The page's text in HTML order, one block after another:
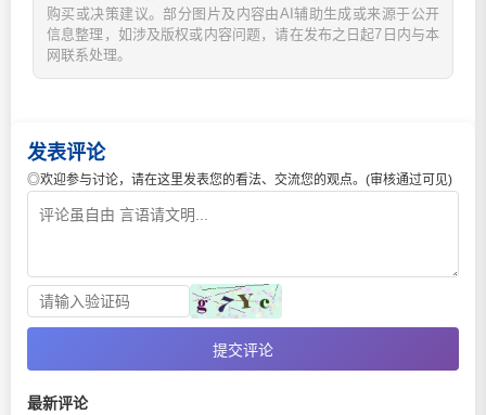
购买或决策建议。部分图片及内容由AI辅助生成或来源于公开
信息整理，如涉及版权或内容问题，请在发布之日起7日内与本
网联系处理。
发表评论
◎欢迎参与讨论，请在这里发表您的看法、交流您的观点。(审核通过可见)
提交评论
最新评论